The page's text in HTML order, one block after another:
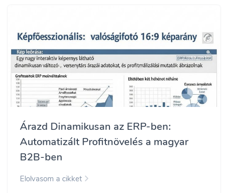
Árazd Dinamikusan az ERP-ben:
Automatizált Profitnövelés a magyar
B2B-ben
Elolvasom a cikket